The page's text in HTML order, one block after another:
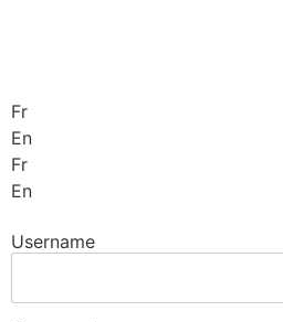
Fr
En
Fr
En
Username